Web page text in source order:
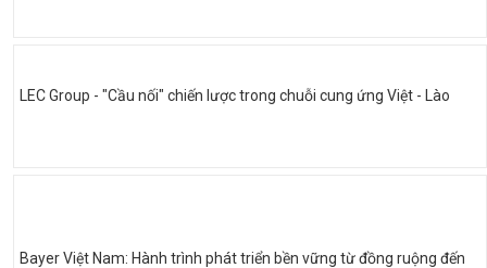
LEC Group - "Cầu nối" chiến lược trong chuỗi cung ứng Việt - Lào
Bayer Việt Nam: Hành trình phát triển bền vững từ đồng ruộng đến